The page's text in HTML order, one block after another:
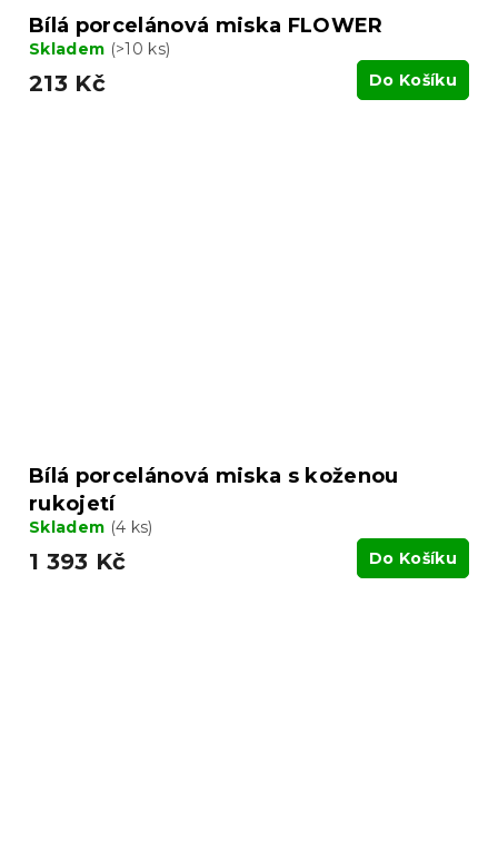
Bílá porcelánová miska FLOWER
Skladem (>10 ks)
213 Kč Do Košíku
Bílá porcelánová miska s koženou
rukojetí
Skladem (4 ks)
1 393 Kč Do Košíku